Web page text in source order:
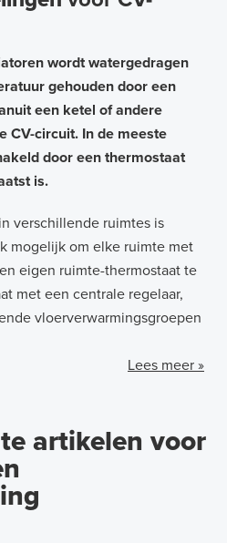
wordt watergedragen
gehouden door een
een ketel of andere
CV-circuit. In de meeste
door een thermostaat
is.
verschillende ruimtes is
mogelijk om elke ruimte met
eigen ruimte-thermostaat te
met een centrale regelaar,
vloerverwarmingsgroepen
Lees meer »
artikelen voor